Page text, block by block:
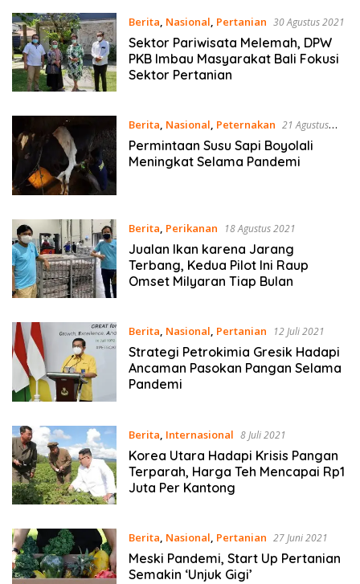
Berita, Nasional, Pertanian 30 Agustus 2021
Sektor Pariwisata Melemah, DPW
PKB Imbau Masyarakat Bali Fokusi
Sektor Pertanian
Berita, Nasional, Peternakan 21 Agustus
2021
Permintaan Susu Sapi Boyolali
Meningkat Selama Pandemi
Berita, Perikanan 18 Agustus 2021
Jualan Ikan karena Jarang
Terbang, Kedua Pilot Ini Raup
Omset Milyaran Tiap Bulan
Berita, Nasional, Pertanian 12 Juli 2021
Strategi Petrokimia Gresik Hadapi
Ancaman Pasokan Pangan Selama
Pandemi
Berita, Internasional 8 Juli 2021
Korea Utara Hadapi Krisis Pangan
Terparah, Harga Teh Mencapai Rp1
Juta Per Kantong
Berita, Nasional, Pertanian 27 Juni 2021
Meski Pandemi, Start Up Pertanian
Semakin ‘Unjuk Gigi’